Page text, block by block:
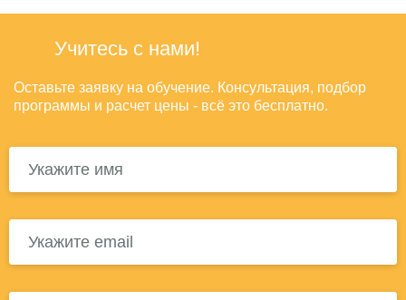
Учитесь с нами!
Оставьте заявку на обучение. Консультация, подбор
программы и расчет цены - всё это бесплатно.